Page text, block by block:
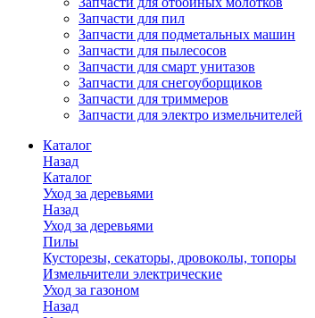
Запчасти для пил
Запчасти для подметальных машин
Запчасти для пылесосов
Запчасти для смарт унитазов
Запчасти для снегоуборщиков
Запчасти для триммеров
Запчасти для электро измельчителей
Каталог
Назад
Каталог
Уход за деревьями
Назад
Уход за деревьями
Пилы
Кусторезы, секаторы, дровоколы, топоры
Измельчители электрические
Уход за газоном
Назад